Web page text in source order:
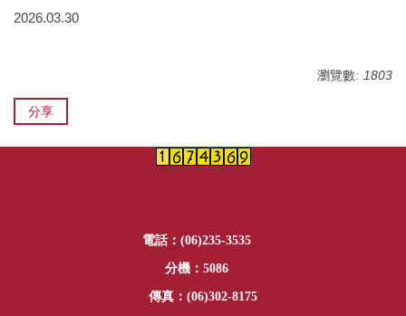
2026.03.30
瀏覽數: 1803
分享
電話：(06)235-3535
分機：5086
傳真：(06)302-8175